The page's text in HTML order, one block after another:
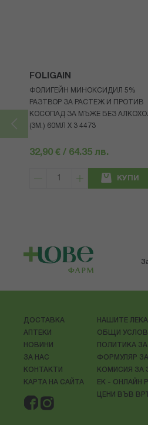
FOLIGAIN
ФОЛИГЕЙН МИНОКСИДИЛ 5%
РАЗТВОР ЗА РАСТЕЖ И ПРОТИВ
КОСОПАД ЗА МЪЖЕ БЕЗ АЛКОХОЛ
(3М.) 60МЛ X 3 4473
32,90 € / 64.35 лв.
КУПИ
ДОСТАВКА
АПТЕКИ
НОВИНИ
ЗА НАС
КОНТАКТИ
КАРТА НА САЙТА
НАШИТЕ
ОБЩИ
ПОЛИТИКА
ФОРМУЛЯР
КОМИСИЯ ЗА
ЕК - ОНЛАЙН
ЦЕНИ ВЪВ